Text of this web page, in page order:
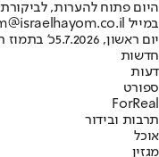
היום פתוח להערות,
במייל hayom@israelhayom.co.il.
יום ראשון, 5.7.2026
כ' בתמוז
חדשות
דעות
ספורט
ForReal
תרבות ובידור
אוכל
מגזין